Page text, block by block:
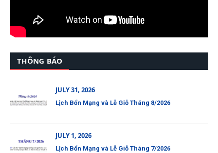
THÔNG BÁO
JULY 31, 2026
Lịch Bổn Mạng và Lễ Giỗ Tháng 8/2026
JULY 1, 2026
Lịch Bổn Mạng và Lễ Giỗ Tháng 7/2026